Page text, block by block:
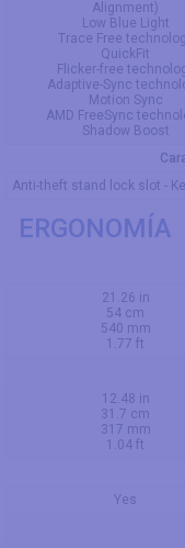
Alignment)
Low Blue Light
Trace Free
QuickFit
Flicker-free
Adaptive-Sync
Motion Sync
AMD FreeSync
Shadow Boost
Anti-theft stand lock slot -
ERGONOMÍA
21.26 in
54 cm
540 mm
1.77 ft
12.48 in
31.7 cm
317 mm
1.04 ft
Yes